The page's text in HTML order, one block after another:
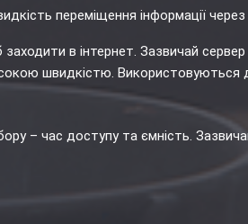
переміщення інформації
в інтернет. Зазвичай
швидкістю. Використовуються
– час доступу та ємність.